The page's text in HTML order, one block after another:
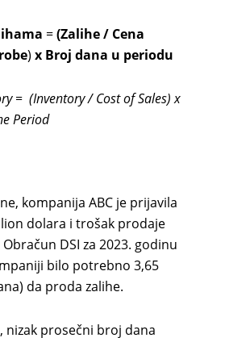
=(Zalihe / Cena
) x Broj dana u periodu
= (Inventory / Cost of Sales) x
Period
kompanija ABC je prijavila
dolara i trošak prodaje
DSI za 2023. godinu
bilo potrebno 3,65
da proda zalihe.
nizak prosečni broj dana